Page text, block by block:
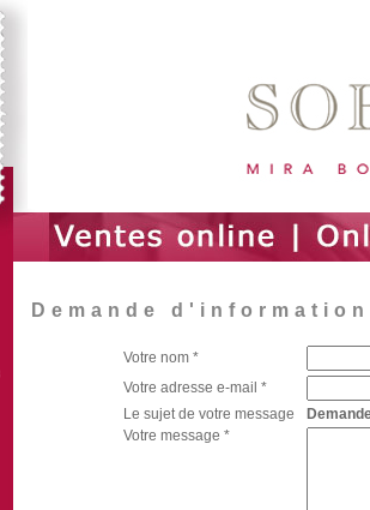
Demande
Votre nom *
Votre adresse e-mail *
Le sujet de votre message
Votre message *